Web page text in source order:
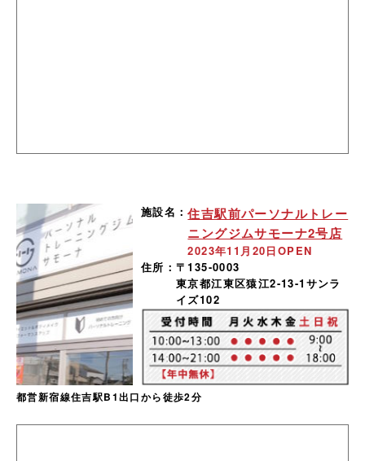
施設名：住吉駅前パーソナルトレー
ニングジムサモーナ2号店
2023年11月20日OPEN
住所： 〒135-0003
東京都江東区猿江2-13-1サンラ
イズ102
都営新宿線住吉駅B1出口から徒歩2分